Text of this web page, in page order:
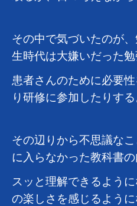
その中で気づいたのが
生時代は大嫌いだった勉
患者さんのために必要
り研修に参加したりす
その辺りから不思議な
に入らなかった教科書の
スッと理解できるよう
の楽しさを感じるよう